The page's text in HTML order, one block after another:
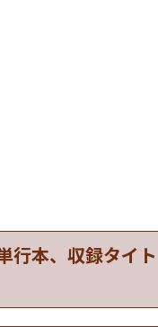
行本、収録タイト